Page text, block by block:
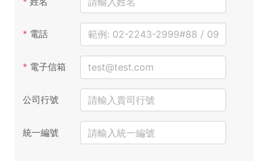
* 電話
* 電子信箱
公司行號
統一編號